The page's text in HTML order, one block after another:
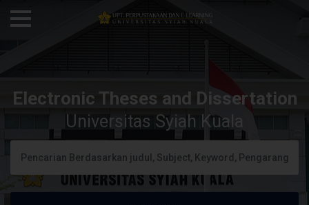
Electronic Theses and Dissertation
Universitas Syiah Kuala